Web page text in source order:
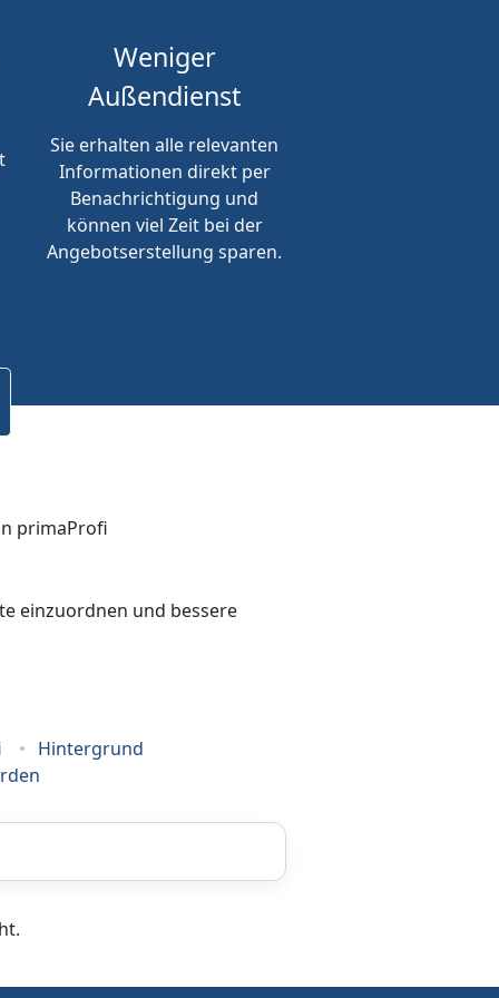
Weniger
Außendienst
Sie erhalten alle relevanten
Informationen direkt per
Benachrichtigung und
können viel Zeit bei der
Angebotserstellung sparen.
einzuordnen und bessere
Hintergrund
Frankiermaschine